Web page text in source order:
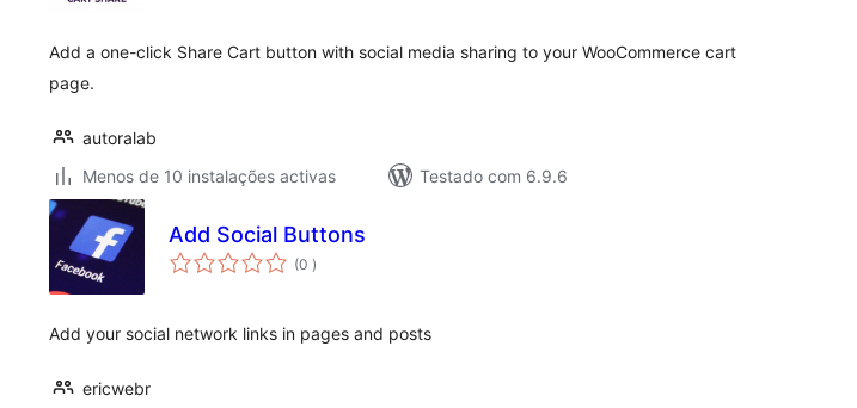
Add a one-click Share Cart button with social media sharing to your WooCommerce cart
page.
autoralab
Menos de 10 instalações activas
Testado com 6.9.6
Add Social Buttons
(0 classificações
)
Add your social network links in pages and posts
ericwebr